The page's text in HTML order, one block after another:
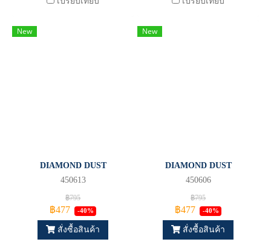
New
DIAMOND DUST
450613
฿795
฿477 -40%
สั่งซื้อสินค้า
New
DIAMOND DUST
450606
฿795
฿477 -40%
สั่งซื้อสินค้า